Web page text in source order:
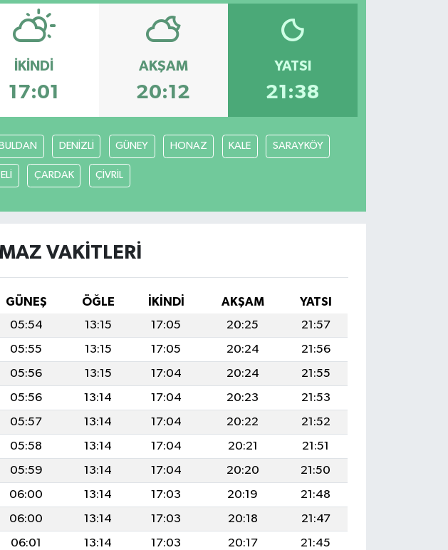
İKINDI
17:01
AKŞAM
20:12
YATSI
21:38
BULDAN DENİZLİ GÜNEY HONAZ KALE SARAYKÖY
ÇARDAK ÇİVRİL
VAKITLERI
GÜNEŞ ÖĞLE İKINDI AKŞAM
YATSI
05:54 13:15 17:05 20:25
21:57
05:55 13:15 17:05 20:24
21:56
05:56 13:15 17:04 20:24
21:55
05:56 13:14 17:04 20:23
21:53
05:57 13:14 17:04 20:22
21:52
05:58 13:14 17:04 20:21
21:51
05:59 13:14 17:04 20:20
21:50
06:00 13:14 17:03 20:19
21:48
06:00 13:14 17:03 20:18
21:47
06:01 13:14 17:03 20:17
21:45